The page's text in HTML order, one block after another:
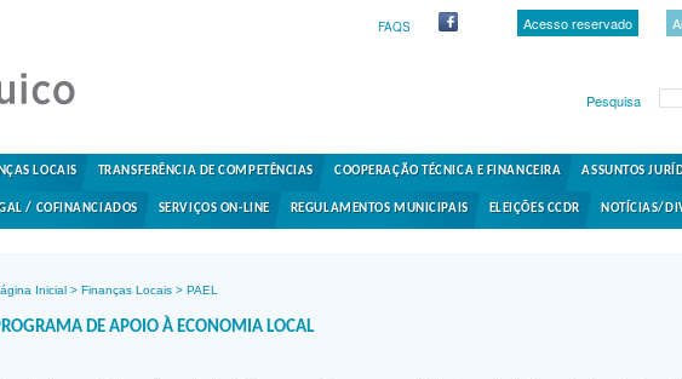
Acesso reservado
FAQS
Pesquisa
LOCAIS TRANSFERÊNCIA DE COMPETÊNCIAS COOPERAÇÃO TÉCNICA E FINANCEIRA ASSUNTOS
/ COFINANCIADOS SERVIÇOS ON-LINE REGULAMENTOS MUNICIPAIS ELEIÇÕES CCDR NOTÍCIAS/
Inicial > Finanças Locais > PAEL
DE APOIO À ECONOMIA LOCAL